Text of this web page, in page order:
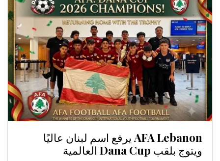
AFA Lebanon يرفع اسم لبنان عاليًا
ويتوج بلقب Dana Cup العالمية